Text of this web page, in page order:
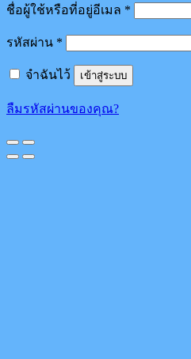
ชื่อผู้ใช้หรือที่อยู่อีเมล *
รหัสผ่าน *
จำฉันไว้ เข้าสู่ระบบ
ลืมรหัสผ่านของคุณ?